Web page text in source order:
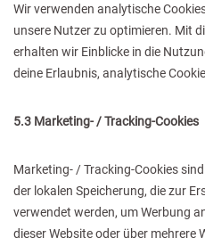
Wir verwenden analytische
unsere Nutzer zu optimieren. Mit
erhalten wir Einblicke in die
deine Erlaubnis, analytische
5.3 Marketing- / Tracking-Cookies
Marketing- / Tracking-Cookies
der lokalen Speicherung, die zur
verwendet werden, um Werbung
dieser Website oder über mehrere